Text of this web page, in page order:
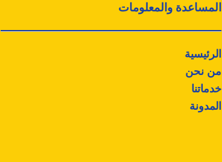
المساعدة والمعلومات
الرئيسية
من نحن
خدماتنا
المدونة